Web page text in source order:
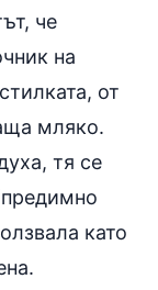
че
на
от
мляко.
тя се
като